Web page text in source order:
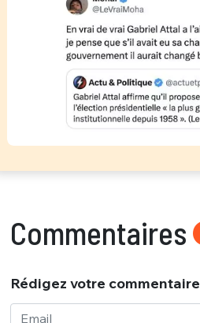
Commentaires
Rédigez votre commentaire